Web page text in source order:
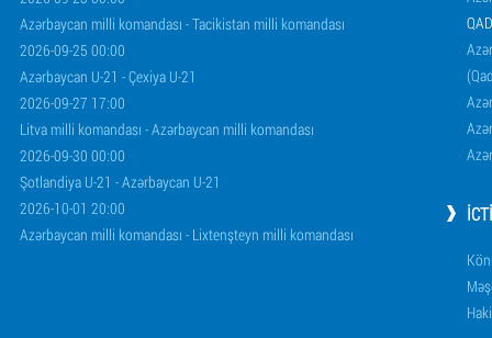
Azərbaycan milli komandası - Tacikistan milli komandası
2026-09-25 00:00
Azərbaycan U-21 - Çexiya U-21
2026-09-27 17:00
Litva milli komandası - Azərbaycan milli komandası
2026-09-30 00:00
Şotlandiya U-21 - Azərbaycan U-21
2026-10-01 20:00
Azərbaycan milli komandası - Lixtenşteyn milli komandası